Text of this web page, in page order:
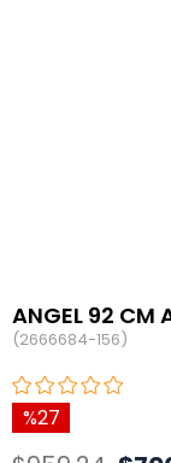
ANGEL 92 CM
(2666684-156)
27